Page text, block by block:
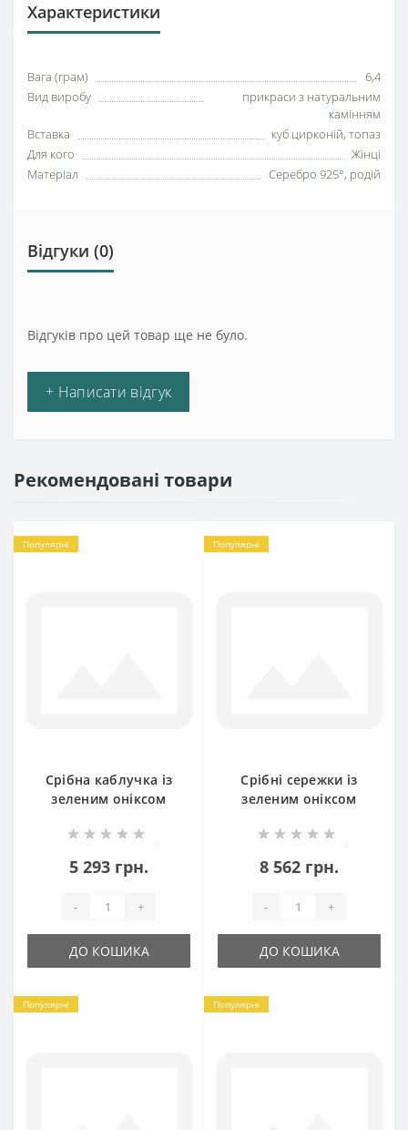
Характеристики
Вага (грам)
6,4
Вид виробу
прикраси з натуральним
камінням
Вставка
куб цирконій, топаз
Для кого
Жінці
Матеріал
Серебро 925°, родій
Відгуки (0)
Відгуків про цей товар ще не було.
+ Написати відгук
Рекомендовані товари
Популярні
Срібна каблучка із
зеленим оніксом
5 293 грн.
- +
ДО КОШИКА
Популярні
Срібні сережки із
зеленим оніксом
8 562 грн.
- +
ДО КОШИКА
Популярні Популярні